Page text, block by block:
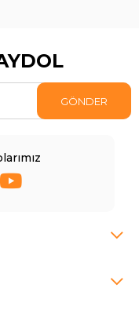
GÖNDER